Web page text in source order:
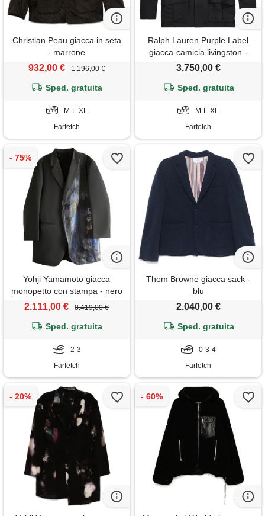
Christian Peau giacca in seta
- marrone
932,00 € 1.196,00 €
Sped. gratuita
M-L-XL
Farfetch
Ralph Lauren Purple Label
giacca-camicia livingston -
nero
3.750,00 €
Sped. gratuita
M-L-XL
Farfetch
Yohji Yamamoto giacca
monopetto con stampa - nero
2.111,00 € 8.419,00 €
Sped. gratuita
2-3
Farfetch
Thom Browne giacca sack -
blu
2.040,00 €
Sped. gratuita
0-3-4
Farfetch